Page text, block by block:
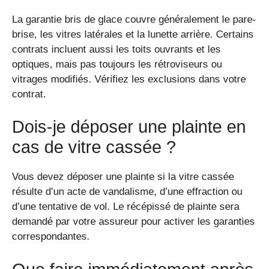
La garantie bris de glace couvre généralement le pare-
brise, les vitres latérales et la lunette arrière. Certains
contrats incluent aussi les toits ouvrants et les
optiques, mais pas toujours les rétroviseurs ou
vitrages modifiés. Vérifiez les exclusions dans votre
contrat.
Dois-je déposer une plainte en
cas de vitre cassée ?
Vous devez déposer une plainte si la vitre cassée
résulte d’un acte de vandalisme, d’une effraction ou
d’une tentative de vol. Le récépissé de plainte sera
demandé par votre assureur pour activer les garanties
correspondantes.